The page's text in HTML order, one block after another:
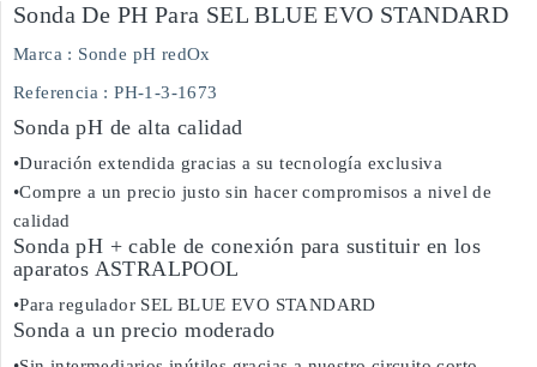
Sonda De PH Para SEL BLUE EVO STANDARD
Marca : Sonde pH redOx
Referencia : PH-1-3-1673
Sonda pH de alta calidad
•Duración extendida gracias a su tecnología exclusiva
•Compre a un precio justo sin hacer compromisos a nivel de
calidad
Sonda pH + cable de conexión para sustituir en los
aparatos ASTRALPOOL
•Para regulador SEL BLUE EVO STANDARD
Sonda a un precio moderado